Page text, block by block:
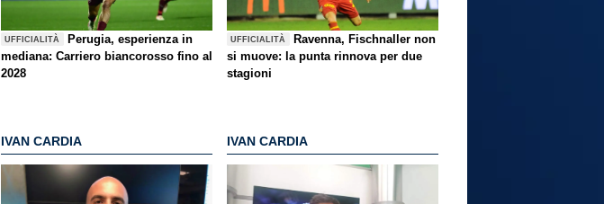
UFFICIALITÀ
Perugia, esperienza in
mediana: Carriero biancorosso fino al
2028
UFFICIALITÀ
Ravenna, Fischnaller non
si muove: la punta rinnova per due
stagioni
IVAN CARDIA IVAN CARDIA